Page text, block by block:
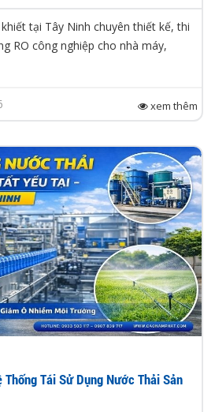
tại Tây Ninh chuyên thiết kế, thi
RO công nghiệp cho nhà máy,
xem thêm
Thống Tái Sử Dụng Nước Thải Sản